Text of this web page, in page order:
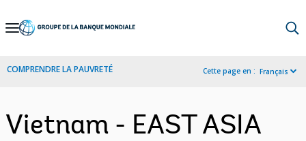
Skip
Navigation
COMPRENDRE LA PAUVRETÉ Cette page en : Français
Vietnam - EAST ASIA